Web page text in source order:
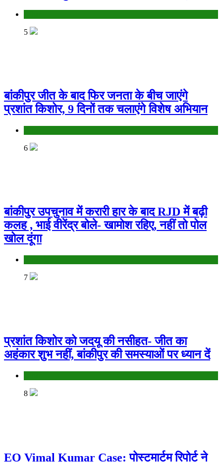
5
बांकीपुर जीत के बाद फिर जनता के बीच जाएंगे
प्रशांत किशोर, 9 दिनों तक चलाएंगे विशेष अभियान
6
बांकीपुर उपचुनाव में करारी हार के बाद RJD में बढ़ी
कलह , भाई वीरेंद्र बोले- खामोश रहिए, नहीं तो पोल
खोल दूंगा
7
प्रशांत किशोर को जदयू की नसीहत- जीत का
अहंकार शुभ नहीं, बांकीपुर की समस्याओं पर ध्यान दें
8
EO Vimal Kumar Case: पोस्टमार्टम रिपोर्ट ने